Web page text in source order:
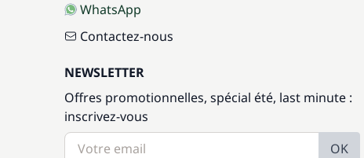
WhatsApp
Contactez-nous
NEWSLETTER
Offres promotionnelles, spécial été, last minute :
inscrivez-vous
OK